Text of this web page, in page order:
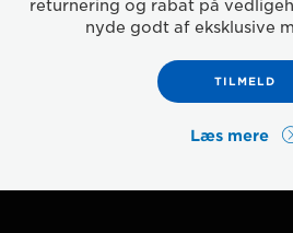
returnering og rabat på
nyde godt af eksklusive
TILMELD
Læs mere